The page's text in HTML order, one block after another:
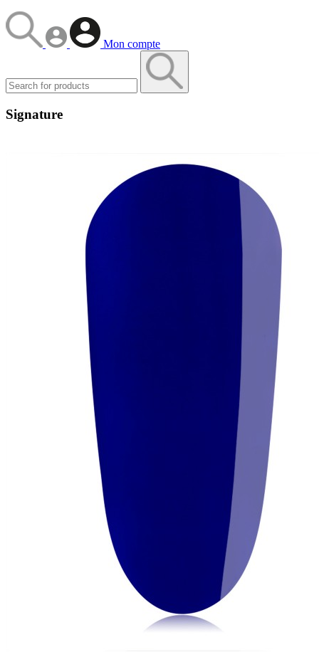
Mon compte
Signature